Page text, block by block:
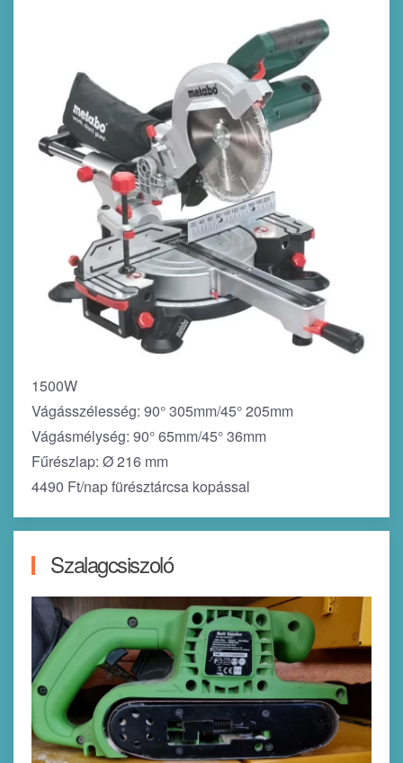
1500W
Vágásszélesség: 90° 305mm/45° 205mm
Vágásmélység: 90° 65mm/45° 36mm
Fűrészlap: Ø 216 mm
4490 Ft/nap fürésztárcsa kopással
Szalagcsiszoló